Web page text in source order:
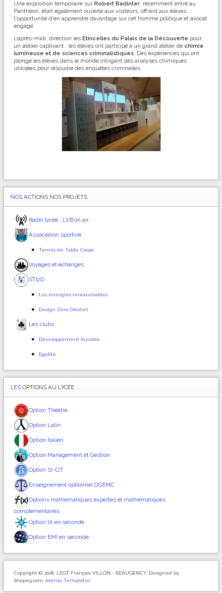
Une exposition temporaire sur Robert Badinter , récemment entré au
Panthéon, était également ouverte aux visiteurs, offrant aux élèves
l'opportunité d'en apprendre davantage sur cet homme politique et avocat
engagé.
L’après-midi, direction les Etincelles du Palais de la Découverte pour
un atelier captivant : les élèves ont participé à un grand atelier de chimie
lumineuse et de sciences criminalistiques . Des expériences qui ont
plongé les élèves dans le monde intrigant des analyses chimiques
utilisées pour résoudre des enquêtes criminelles.
NOS ACTIONS NOS PROJETS
Radio lycée : LVB on air
Association sportive
Tennis de Table Corpo
Voyages et échanges
STI2D
Les énergies renouvelables
Design Zero Déchet
Les clubs
Développement durable
Egalité
LES OPTIONS AU LYCÉE...
Option Théâtre
Option Latin
Option Italien
Option Management et Gestion
Option SI-CIT
Enseignement optionnel DGEMC
Options mathématiques expertes et mathématiques
complémentaires
Option'IA en seconde
Option EMI en seconde
Copyright © 2026. LEGT François VILLON - BEAUGENCY. Designed by
Shape5.com Joomla Templates